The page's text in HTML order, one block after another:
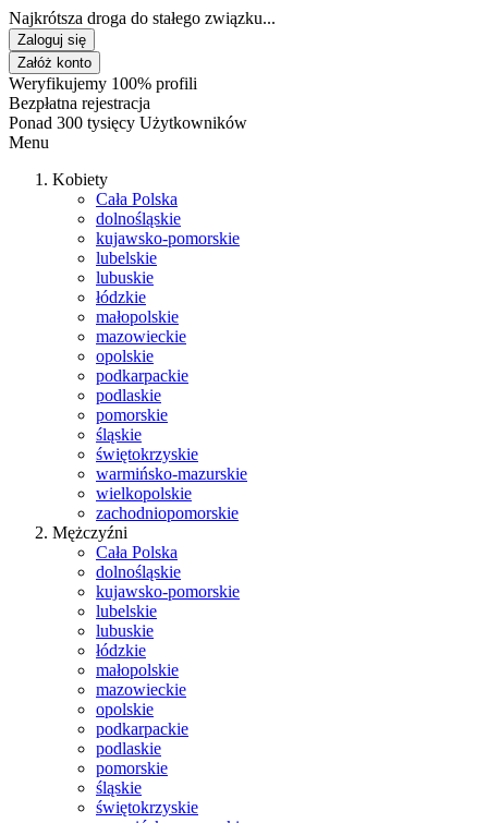
Najkrótsza droga do stałego związku...
Zaloguj się
Załóż konto
Weryfikujemy 100% profili
Bezpłatna rejestracja
Ponad 300 tysięcy Użytkowników
Menu
Kobiety
Cała Polska
dolnośląskie
kujawsko-pomorskie
lubelskie
lubuskie
łódzkie
małopolskie
mazowieckie
opolskie
podkarpackie
podlaskie
pomorskie
śląskie
świętokrzyskie
warmińsko-mazurskie
wielkopolskie
zachodniopomorskie
Mężczyźni
Cała Polska
dolnośląskie
kujawsko-pomorskie
lubelskie
lubuskie
łódzkie
małopolskie
mazowieckie
opolskie
podkarpackie
podlaskie
pomorskie
śląskie
świętokrzyskie